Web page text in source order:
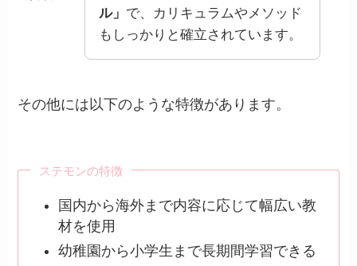
ル」 で、カリキュラムやメソッド
もしっかりと確立されています。
その他には以下のような特徴があります。
ステモンの特徴
国内から海外まで内容に応じて幅広い教
材を使用
幼稚園から小学生まで長期間学習できる